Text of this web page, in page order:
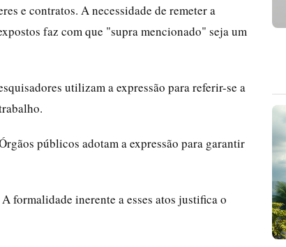
e contratos. A necessidade de remeter a
faz com que "supra mencionado" seja um
utilizam a expressão para referir-se a
públicos adotam a expressão para garantir
formalidade inerente a esses atos justifica o